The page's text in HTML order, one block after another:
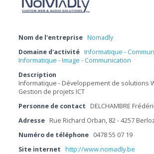
Nom de l'entreprise Nomadly
Domaine d'activité Informatique -
Informatique - Image - Communication
Description
Informatique - Développement de solutions
Gestion de projets ICT
Personne de contact
DELCHAMBRE
Adresse Rue Richard Orban, 82 - 4257
Numéro de téléphone 0478 55 07 19
Site internet http://www.nomadly.be